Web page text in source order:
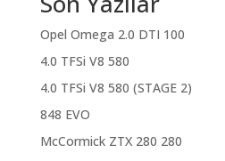
Opel Omega 2.0 DTI 100
4.0 TFSi V8 580
4.0 TFSi V8 580 (STAGE 2)
848 EVO
McCormick ZTX 280 280